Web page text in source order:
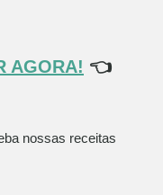
AGORA! 👈
nossas receitas